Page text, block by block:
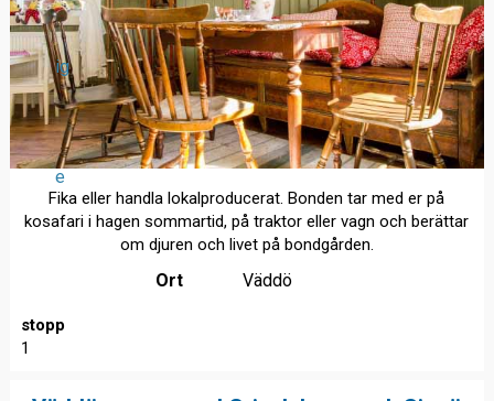
ig
e
Fika eller handla lokalproducerat. Bonden tar med er på
kosafari i hagen sommartid, på traktor eller vagn och berättar
om djuren och livet på bondgården.
Ort Väddö
stopp
1